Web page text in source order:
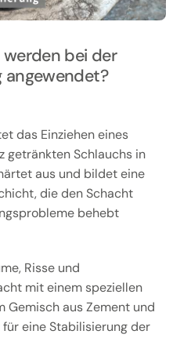
werden bei der
angewendet?
das Einziehen eines
getränkten Schlauchs in
aus und bildet eine
die den Schacht
behebt
Risse und
mit einem speziellen
Gemisch aus Zement und
eine Stabilisierung der